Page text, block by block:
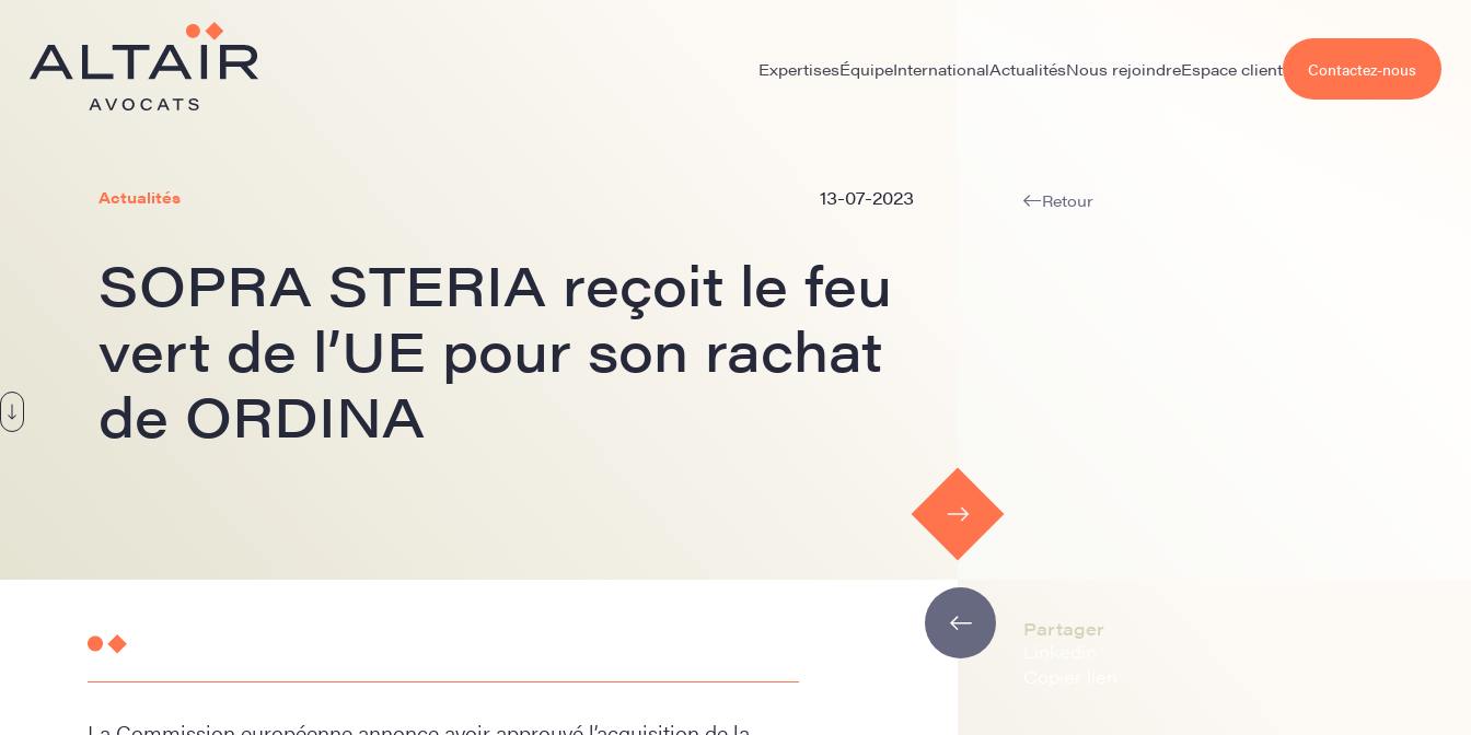
ExpertisesÉquipeInternationalActualitésNous rejoindreEspace client Contactez-nous
Actualités 13-07-2023
SOPRA STERIA reçoit le feu
vert de l’UE pour son rachat
de ORDINA
Retour
Partager